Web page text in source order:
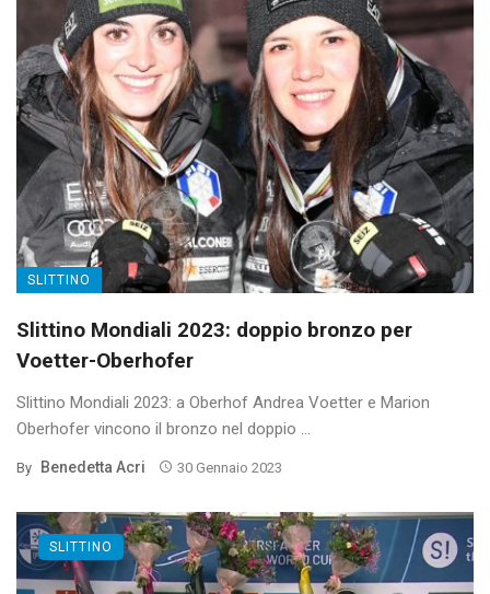
SLITTINO
Slittino Mondiali 2023: doppio bronzo per
Voetter-Oberhofer
Slittino Mondiali 2023: a Oberhof Andrea Voetter e Marion
Oberhofer vincono il bronzo nel doppio ...
By Benedetta Acri 30 Gennaio 2023
SLITTINO